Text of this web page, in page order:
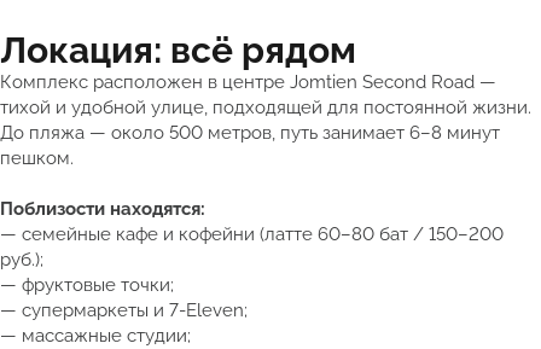
Локация: всё рядом
Комплекс расположен в центре Jomtien Second Road —
тихой и удобной улице, подходящей для постоянной жизни.
До пляжа — около 500 метров, путь занимает 6–8 минут
пешком.
Поблизости находятся:
— семейные кафе и кофейни (латте 60–80 бат / 150–200
руб.);
— фруктовые точки;
— супермаркеты и 7-Eleven;
— массажные студии;